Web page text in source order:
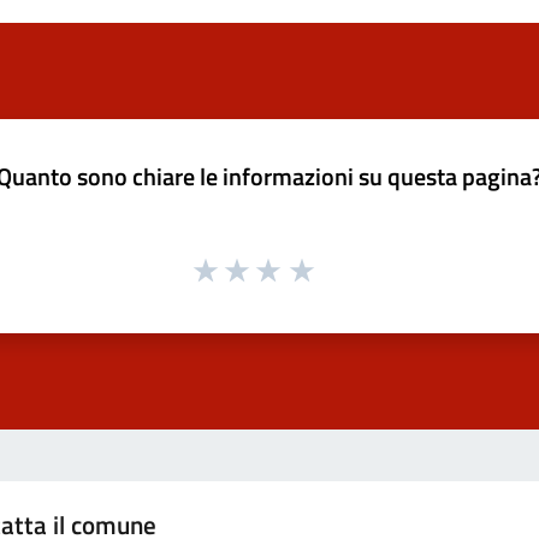
sono chiare le informazioni su questa
il comune